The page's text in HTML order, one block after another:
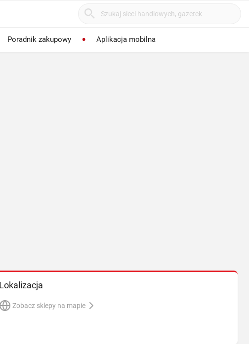
Poradnik zakupowy Aplikacja mobilna
Lokalizacja
Zobacz sklepy na mapie